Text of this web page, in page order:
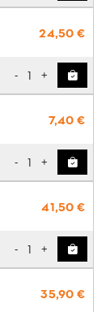
24,50 €
- 1 +
7,40 €
- 1 +
41,50 €
- 1 +
35,90 €